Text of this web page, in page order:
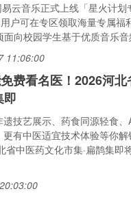
云音乐正式上线「星火计划
户可在专区领取海量专属福
面向校园学生基于优质音乐
11:06:00
费看名医！2026河
即
技艺展示、药食同源轻食
有中医适宜技术体验等你
省中医药文化市集·扁鹊集即